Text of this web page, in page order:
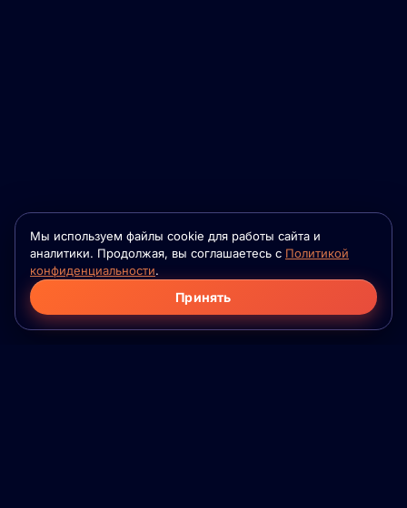
Мы используем файлы cookie для работы сайта и
аналитики. Продолжая, вы соглашаетесь с Политикой
конфиденциальности.
Принять